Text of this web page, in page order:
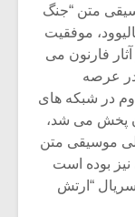
متن “جنگ
موفقیت
فارنون می
در عرصه
در شبکه های
پخش می شد،
موسیقی متن
بوده است
“ارتش
موسیقی
برگزار